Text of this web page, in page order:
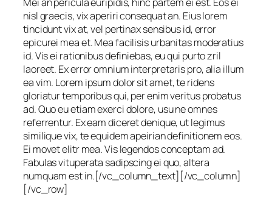
nisl graecis, vix aperiri consequat an. Eius lorem
tincidunt vix at, vel pertinax sensibus id, error
epicurei mea et. Mea facilisis urbanitas moderatius
id. Vis ei rationibus definiebas, eu qui purto zril
laoreet. Ex error omnium interpretaris pro, alia illum
ea vim. Lorem ipsum dolor sit amet, te ridens
gloriatur temporibus qui, per enim veritus probatus
ad. Quo eu etiam exerci dolore, usu ne omnes
referrentur. Ex eam diceret denique, ut legimus
similique vix, te equidem apeirian definitionem eos.
Ei movet elitr mea. Vis legendos conceptam ad.
Fabulas vituperata sadipscing ei quo, altera
numquam est in.[/vc_column_text][/vc_column]
[/vc_row]